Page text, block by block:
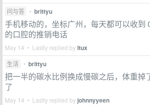
问与答 • brittyu
手机移动的，坐标广州，每天都可以收到
的口腔的推销电话
May 14 • Lastly replied byltux
生活 • brittyu
把一半的碳水比例换成慢碳之后，体重掉
了
May 14 • Lastly replied by johnnyyeen